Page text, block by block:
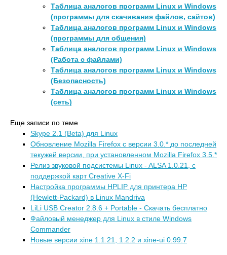
Таблица аналогов программ Linux и Windows
(программы для скачивания файлов, сайтов)
Таблица аналогов программ Linux и Windows
(программы для общения)
Таблица аналогов программ Linux и Windows
(Работа с файлами)
Таблица аналогов программ Linux и Windows
(Безопасность)
Таблица аналогов программ Linux и Windows
(сеть)
Еще записи по теме
Skype 2.1 (Beta) для Linux
Обновление Mozilla Firefox с версии 3.0.* до последней
текужей версии, при установленном Mozilla Firefox 3.5.*
Релиз звуковой подсистемы Linux - ALSA 1.0.21, с
поддержкой карт Creative X-Fi
Настройка программы HPLIP для принтера HP
(Hewlett-Packard) в Linux Mandriva
LiLi USB Creator 2.8.6 + Portable - Скачать бесплатно
Файловый менеджер для Linux в стиле Windows
Commander
Новые версии xine 1.1.21, 1.2.2 и xine-ui 0.99.7